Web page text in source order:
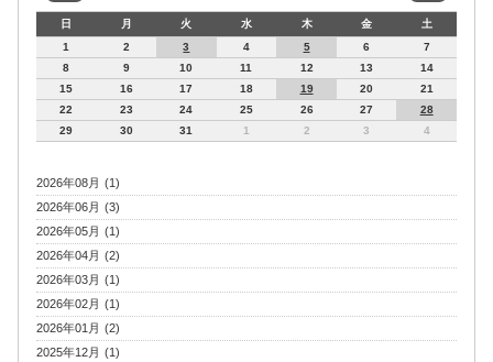
日 月 火 水 木 金
土
1
2 3 4 5 6
7
8
9 10 11 12 13
14
15
16 17 18 19 20
21
22
23 24 25 26 27
28
29
30 31 1 2 3 4
2026年08月 (1)
2026年06月 (3)
2026年05月 (1)
2026年04月 (2)
2026年03月 (1)
2026年02月 (1)
2026年01月 (2)
2025年12月 (1)